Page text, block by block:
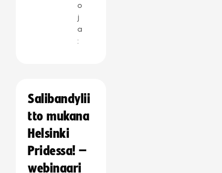
o
j
a
:
Salibandylii
tto mukana
Helsinki
Pridessa! –
webinaari